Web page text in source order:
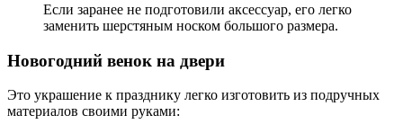
Если заранее не подготовили аксессуар, его легко
заменить шерстяным носком большого размера.
Новогодний венок на двери
Это украшение к празднику легко изготовить из подручных
материалов своими руками: